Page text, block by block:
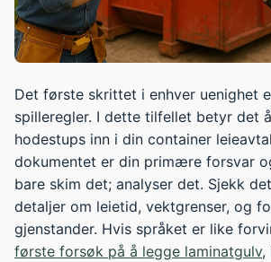
Det første skrittet i enhver uenighet
spilleregler. I dette tilfellet betyr det
hodestups inn i din container
dokumentet er din primære forsvar
bare skim det; analyser det. Sjekk
detaljer om leietid, vektgrenser, og
gjenstander. Hvis språket er like
første forsøk på å legge laminatgulv,